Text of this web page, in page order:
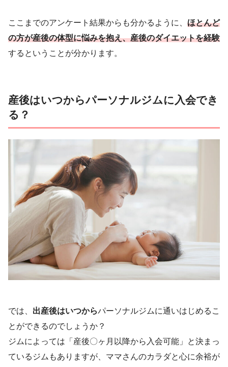
ここまでのアンケート結果からも分かるように、 ほとんど
の方が産後の体型に悩みを抱え、産後のダイエットを経験
するということが分かります。
産後はいつからパーソナルジムに入会でき
る？
では、 出産後はいつからパーソナルジムに通いはじめるこ
とができるのでしょうか？
ジムによっては「産後〇ヶ月以降から入会可能」と決まっ
ているジムもありますが、ママさんのカラダと心に余裕が